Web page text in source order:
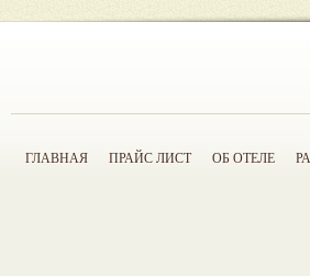
ГЛАВНАЯ ПРАЙС ЛИСТ ОБ ОТЕЛЕ